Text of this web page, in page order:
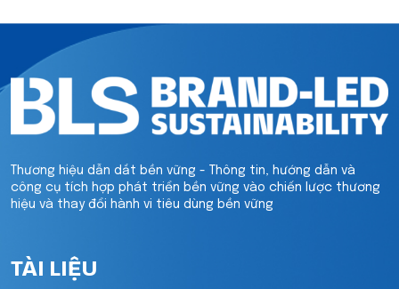
Thương hiệu dẫn dắt bền vững - Thông tin, hướng dẫn và
công cụ tích hợp phát triển bền vững vào chiến lược thương
hiệu và thay đổi hành vi tiêu dùng bền vững
TÀI LIỆU